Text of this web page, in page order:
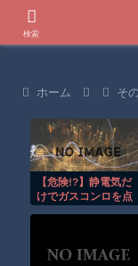
ホーム そ
【危険!?】静電気だ
けでガスコンロを点
検索